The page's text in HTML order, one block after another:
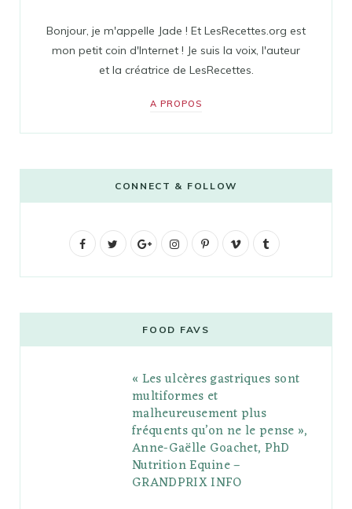
Bonjour, je m'appelle Jade ! Et LesRecettes.org est
mon petit coin d'Internet ! Je suis la voix, l'auteur
et la créatrice de LesRecettes.
A PROPOS
CONNECT & FOLLOW
F
b
t
G
g
l
e
P
l
s
I
t
a
g
r
a
P
e
r
e
s
V
o
l
r
FOOD FAVS
« Les ulcères gastriques sont
multiformes et
malheureusement plus
fréquents qu’on ne le pense »,
Anne-Gaëlle Goachet, PhD
Nutrition Equine –
GRANDPRIX INFO